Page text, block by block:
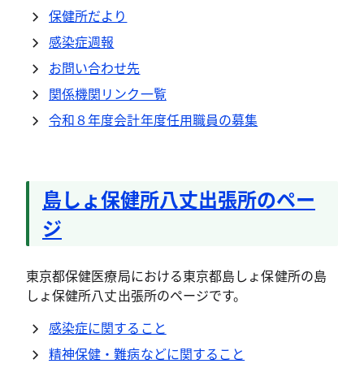
保健所だより
感染症週報
お問い合わせ先
関係機関リンク一覧
令和８年度会計年度任用職員の募集
島しょ保健所八丈出張所のペー
ジ
東京都保健医療局における東京都島しょ保健所の島
しょ保健所八丈出張所のページです。
感染症に関すること
精神保健・難病などに関すること